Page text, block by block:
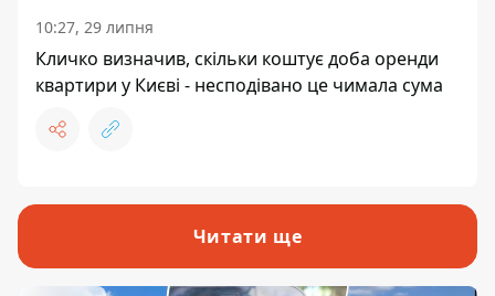
10:27, 29 липня
Кличко визначив, скільки коштує доба оренди
квартири у Києві - несподівано це чимала сума
Читати ще